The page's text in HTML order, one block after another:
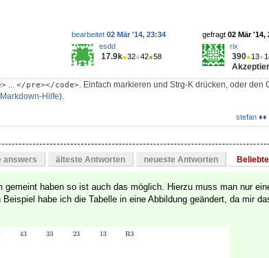
gefragt 02 Mär '14,
rix
390●13●
bearbeitet 02 Mär '14, 23:34
esdd
17.9k●32●42●58
... </pre></code>. Einfach markieren und Strg-K drücken, oder den
Markdown-Hilfe).
stefan ♦♦
answers älteste Antworten neueste Antworten
gemeint haben so ist auch das möglich. Hierzu muss man nur
habe ich die Tabelle in eine Abbildung geändert, da mir